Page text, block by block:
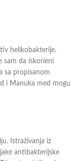
helikobakterije.
sam da iskorieni
sa propisanom
i Manuka med mogu
Istraživanja iz
antibakterijske